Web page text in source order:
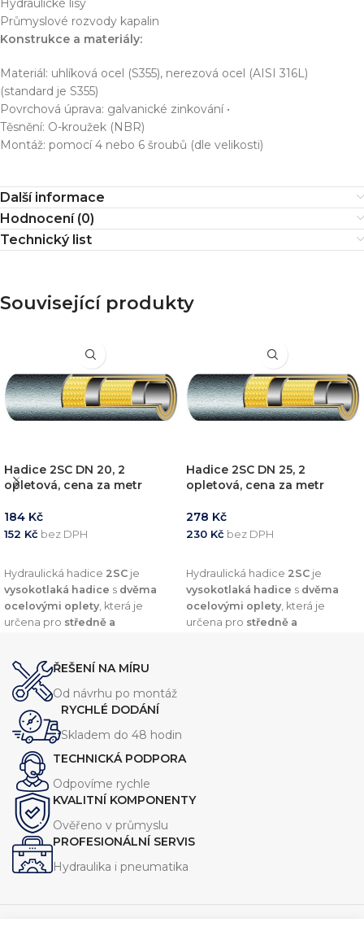
Hydraulické lisy
Průmyslové rozvody kapalin
Konstrukce a materiály:
Materiál: uhlíková ocel (S355), nerezová ocel (AISI 316L)
(standard je S355)
Povrchová úprava: galvanické zinkování •
Těsnění: O-kroužek (NBR)
Montáž: pomocí 4 nebo 6 šroubů (dle velikosti)
Další informace
Hodnocení (0)
Technický list
Související produkty
Hadice 2SC DN 20, 2
opletová, cena za metr
184 Kč
152 Kč bez DPH
Hydraulická hadice 2SC je
vysokotlaká hadice s dvěma
ocelovými oplety, která je
určena pro středně a
odolnost vůči olejům, oděru a
vnějším vlivům , což zajišťuje její
dlouhou životnost.
Hadice 2SC DN 25, 2
opletová, cena za metr
278 Kč
230 Kč bez DPH
Hydraulická hadice 2SC je
vysokotlaká hadice s dvěma
ocelovými oplety, která je
určena pro středně a
ŘEŠENÍ NA MÍRU
Od návrhu po montáž
RYCHLÉ DODÁNÍ
Skladem do 48 hodin
TECHNICKÁ PODPORA
Odpovíme rychle
KVALITNÍ KOMPONENTY
Ověřeno v průmyslu
PROFESIONÁLNÍ SERVIS
Hydraulika i pneumatika